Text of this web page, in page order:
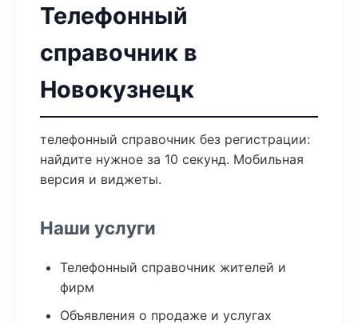
Телефонный
справочник в
Новокузнецк
телефонный справочник без регистрации:
найдите нужное за 10 секунд. Мобильная
версия и виджеты.
Наши услуги
Телефонный справочник жителей и
фирм
Объявления о продаже и услугах